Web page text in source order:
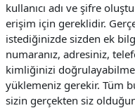
kullanıcı adı ve şifre
erişim için gereklidir.
istediğinizde sizden ek
numaranız, adresiniz,
kimliğinizi
yüklemeniz gerekir. Tüm
sizin gerçekten siz